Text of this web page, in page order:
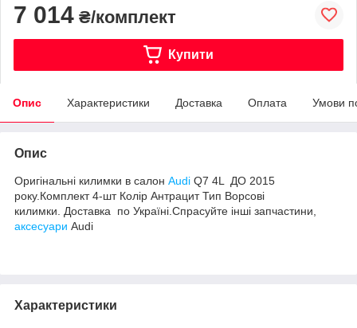
7 014 ₴/комплект
Купити
Опис Характеристики Доставка Оплата Умови
Опис
Оригінальні килимки в салон Audi Q7 4L ДО 2015
року.Комплект 4-шт Колір Антрацит Тип Ворсові
килимки. Доставка по Україні.Спрасуйте інші запчастини,
аксесуари Audi
Характеристики